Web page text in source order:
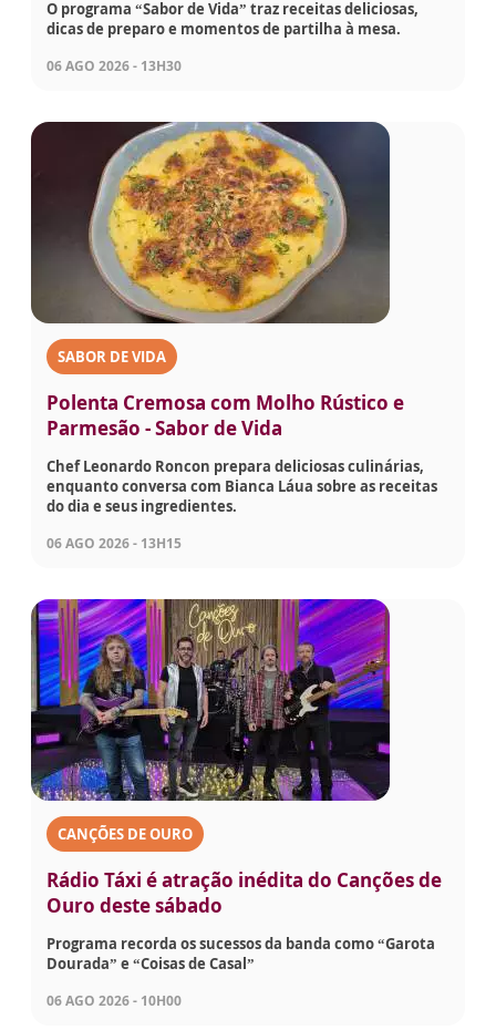
O programa “Sabor de Vida” traz receitas deliciosas,
dicas de preparo e momentos de partilha à mesa.
06 AGO 2026 - 13H30
SABOR DE VIDA
Polenta Cremosa com Molho Rústico e
Parmesão - Sabor de Vida
Chef Leonardo Roncon prepara deliciosas culinárias,
enquanto conversa com Bianca Láua sobre as receitas
do dia e seus ingredientes.
06 AGO 2026 - 13H15
CANÇÕES DE OURO
Rádio Táxi é atração inédita do Canções de
Ouro deste sábado
Programa recorda os sucessos da banda como “Garota
Dourada” e “Coisas de Casal”
06 AGO 2026 - 10H00